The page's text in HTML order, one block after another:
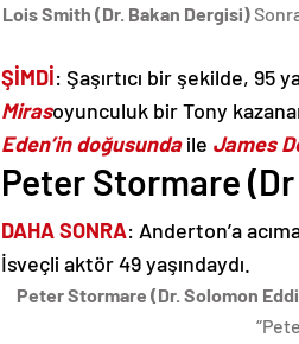
Lois Smith (Dr. Bakan Dergisi)
ŞİMDİ: Şaşırtıcı bir şekilde, 95
Mirasoyunculuk bir Tony
Eden’in doğusundaile James
Peter Stormare
DAHA SONRA: Anderton’a
İsveçli aktör 49 yaşındaydı.
Peter Stormare (Dr. Solomon